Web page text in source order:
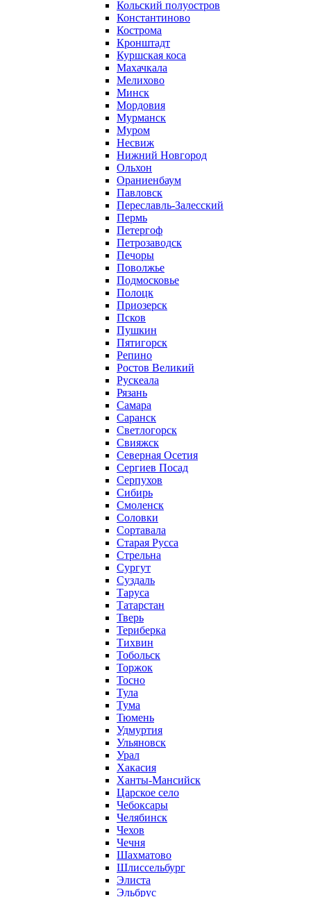
Кольский полуостров
Константиново
Кострома
Кронштадт
Куршская коса
Махачкала
Мелихово
Минск
Мордовия
Мурманск
Муром
Несвиж
Нижний Новгород
Ольхон
Ораниенбаум
Павловск
Переславль-Залесский
Пермь
Петергоф
Петрозаводск
Печоры
Поволжье
Подмосковье
Полоцк
Приозерск
Псков
Пушкин
Пятигорск
Репино
Ростов Великий
Рускеала
Рязань
Самара
Саранск
Светлогорск
Свияжск
Северная Осетия
Сергиев Посад
Серпухов
Сибирь
Смоленск
Соловки
Сортавала
Старая Русса
Стрельна
Сургут
Суздаль
Таруса
Татарстан
Тверь
Териберка
Тихвин
Тобольск
Торжок
Тосно
Тула
Тума
Тюмень
Удмуртия
Ульяновск
Урал
Хакасия
Ханты-Мансийск
Царское село
Чебоксары
Челябинск
Чехов
Чечня
Шахматово
Шлиссельбург
Элиста
Эльбрус